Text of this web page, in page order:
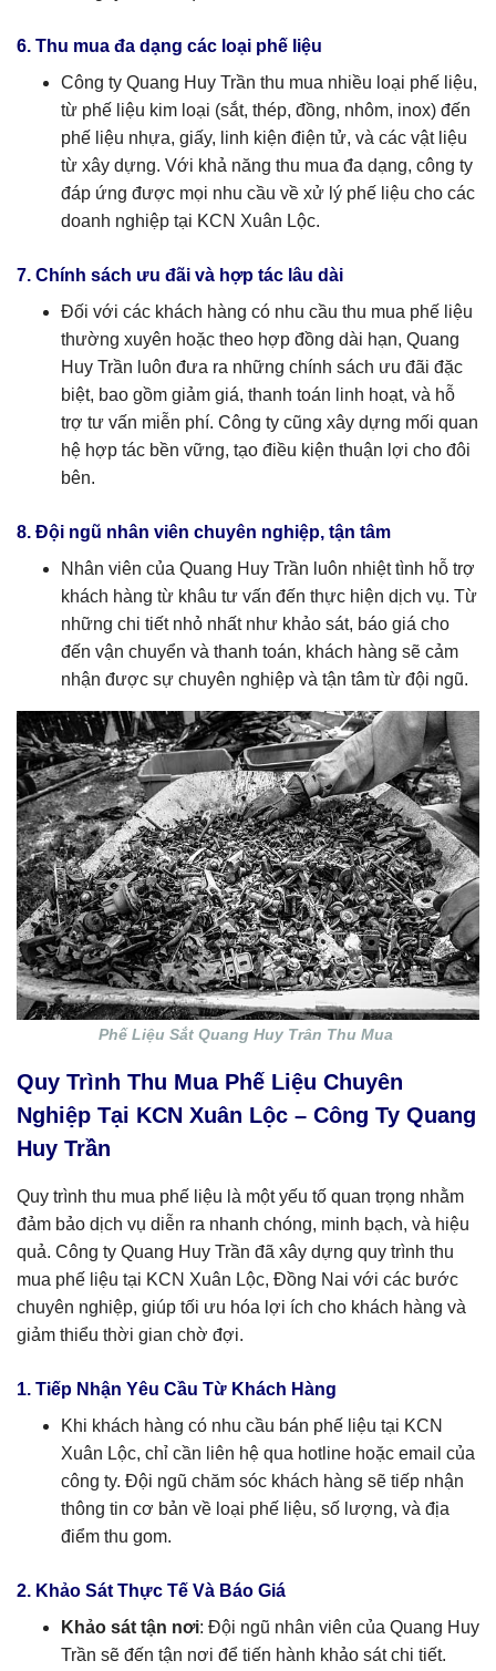
6. Thu mua đa dạng các loại phế liệu
Công ty Quang Huy Trần thu mua nhiều loại phế liệu,
từ phế liệu kim loại (sắt, thép, đồng, nhôm, inox) đến
phế liệu nhựa, giấy, linh kiện điện tử, và các vật liệu
từ xây dựng. Với khả năng thu mua đa dạng, công ty
đáp ứng được mọi nhu cầu về xử lý phế liệu cho các
doanh nghiệp tại KCN Xuân Lộc.
7. Chính sách ưu đãi và hợp tác lâu dài
Đối với các khách hàng có nhu cầu thu mua phế liệu
thường xuyên hoặc theo hợp đồng dài hạn, Quang
Huy Trần luôn đưa ra những chính sách ưu đãi đặc
biệt, bao gồm giảm giá, thanh toán linh hoạt, và hỗ
trợ tư vấn miễn phí. Công ty cũng xây dựng mối quan
hệ hợp tác bền vững, tạo điều kiện thuận lợi cho đôi
bên.
8. Đội ngũ nhân viên chuyên nghiệp, tận tâm
Nhân viên của Quang Huy Trần luôn nhiệt tình hỗ trợ
khách hàng từ khâu tư vấn đến thực hiện dịch vụ. Từ
những chi tiết nhỏ nhất như khảo sát, báo giá cho
đến vận chuyển và thanh toán, khách hàng sẽ cảm
nhận được sự chuyên nghiệp và tận tâm từ đội ngũ.
Phế Liệu Sắt Quang Huy Trân Thu Mua
Quy Trình Thu Mua Phế Liệu Chuyên
Nghiệp Tại KCN Xuân Lộc – Công Ty Quang
Huy Trần
Quy trình thu mua phế liệu là một yếu tố quan trọng nhằm
đảm bảo dịch vụ diễn ra nhanh chóng, minh bạch, và hiệu
quả. Công ty Quang Huy Trần đã xây dựng quy trình thu
mua phế liệu tại KCN Xuân Lộc, Đồng Nai với các bước
chuyên nghiệp, giúp tối ưu hóa lợi ích cho khách hàng và
giảm thiểu thời gian chờ đợi.
1. Tiếp Nhận Yêu Cầu Từ Khách Hàng
Khi khách hàng có nhu cầu bán phế liệu tại KCN
Xuân Lộc, chỉ cần liên hệ qua hotline hoặc email của
công ty. Đội ngũ chăm sóc khách hàng sẽ tiếp nhận
thông tin cơ bản về loại phế liệu, số lượng, và địa
điểm thu gom.
2. Khảo Sát Thực Tế Và Báo Giá
Khảo sát tận nơi: Đội ngũ nhân viên của Quang Huy
Trần sẽ đến tận nơi để tiến hành khảo sát chi tiết.